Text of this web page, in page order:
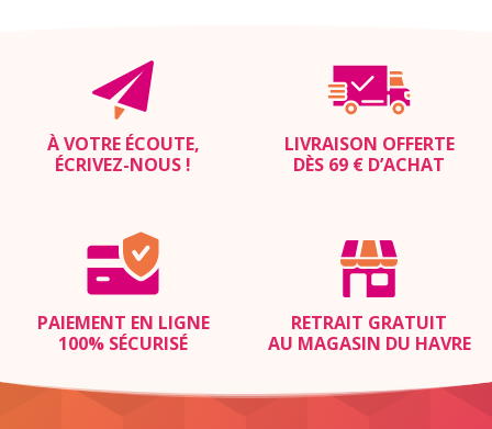
À VOTRE ÉCOUTE,
ÉCRIVEZ-NOUS !
LIVRAISON OFFERTE
DÈS 69 € D’ACHAT
PAIEMENT EN LIGNE
100% SÉCURISÉ
RETRAIT GRATUIT
AU MAGASIN DU HAVRE